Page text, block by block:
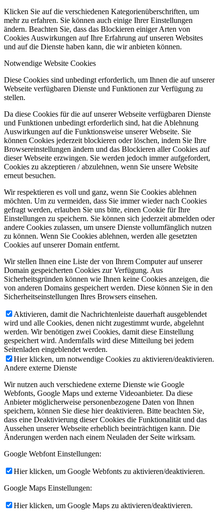
Klicken Sie auf die verschiedenen Kategorienüberschriften, um
mehr zu erfahren. Sie können auch einige Ihrer Einstellungen
ändern. Beachten Sie, dass das Blockieren einiger Arten von
Cookies Auswirkungen auf Ihre Erfahrung auf unseren Websites
und auf die Dienste haben kann, die wir anbieten können.
Notwendige Website Cookies
Diese Cookies sind unbedingt erforderlich, um Ihnen die auf unserer
Webseite verfügbaren Dienste und Funktionen zur Verfügung zu
stellen.
Da diese Cookies für die auf unserer Webseite verfügbaren Dienste
und Funktionen unbedingt erforderlich sind, hat die Ablehnung
Auswirkungen auf die Funktionsweise unserer Webseite. Sie
können Cookies jederzeit blockieren oder löschen, indem Sie Ihre
Browsereinstellungen ändern und das Blockieren aller Cookies auf
dieser Webseite erzwingen. Sie werden jedoch immer aufgefordert,
Cookies zu akzeptieren / abzulehnen, wenn Sie unsere Website
erneut besuchen.
Wir respektieren es voll und ganz, wenn Sie Cookies ablehnen
möchten. Um zu vermeiden, dass Sie immer wieder nach Cookies
gefragt werden, erlauben Sie uns bitte, einen Cookie für Ihre
Einstellungen zu speichern. Sie können sich jederzeit abmelden oder
andere Cookies zulassen, um unsere Dienste vollumfänglich nutzen
zu können. Wenn Sie Cookies ablehnen, werden alle gesetzten
Cookies auf unserer Domain entfernt.
Wir stellen Ihnen eine Liste der von Ihrem Computer auf unserer
Domain gespeicherten Cookies zur Verfügung. Aus
Sicherheitsgründen können wie Ihnen keine Cookies anzeigen, die
von anderen Domains gespeichert werden. Diese können Sie in den
Sicherheitseinstellungen Ihres Browsers einsehen.
Aktivieren, damit die Nachrichtenleiste dauerhaft ausgeblendet
wird und alle Cookies, denen nicht zugestimmt wurde, abgelehnt
werden. Wir benötigen zwei Cookies, damit diese Einstellung
gespeichert wird. Andernfalls wird diese Mitteilung bei jedem
Seitenladen eingeblendet werden.
Hier klicken, um notwendige Cookies zu aktivieren/deaktivieren.
Andere externe Dienste
Wir nutzen auch verschiedene externe Dienste wie Google
Webfonts, Google Maps und externe Videoanbieter. Da diese
Anbieter möglicherweise personenbezogene Daten von Ihnen
speichern, können Sie diese hier deaktivieren. Bitte beachten Sie,
dass eine Deaktivierung dieser Cookies die Funktionalität und das
Aussehen unserer Webseite erheblich beeinträchtigen kann. Die
Änderungen werden nach einem Neuladen der Seite wirksam.
Google Webfont Einstellungen:
Hier klicken, um Google Webfonts zu aktivieren/deaktivieren.
Google Maps Einstellungen:
Hier klicken, um Google Maps zu aktivieren/deaktivieren.